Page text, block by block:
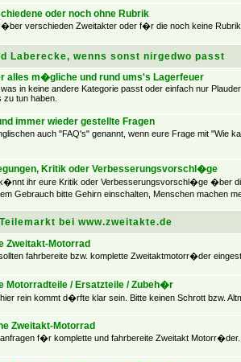
oder noch ohne Rubrik
�ber verschieden Zweitakter oder f�r die noch keine
Laberecke, wenns sonst nirgedwo passt
alles m�gliche und rund ums's Lagerfeuer
in keine andere Kategorie passt oder einfach nur
zu tun haben.
immer wieder gestellte Fragen
auch "FAQ's" genannt, wenn eure Frage mit "Wie
Kritik oder Verbesserungsvorschl�ge
ihr eure Kritik oder Verbesserungsvorschl�ge �ber
Gebrauch bitte Gehirn einschalten, Menschen machen
bei www.zweitakte.de
Zweitakt-Motorrad
fahrbereite bzw. komplette Zweitaktmotorr�der
Motorradteile / Ersatzteile / Zubeh�r
rein kommt d�rfte klar sein. Bitte keinen Schrott bzw.
Zweitakt-Motorrad
f�r komplette und fahrbereite Zweitakt Motorr�der.